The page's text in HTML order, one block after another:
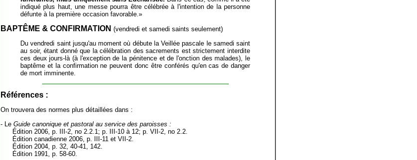
indiqué plus haut, une messe pourra être célébrée à l'intention de la personne
défunte à la première occasion favorable.»
BAPTÊME & CONFIRMATION (vendredi et samedi saints seulement)
Du vendredi saint jusqu'au moment où débute la Veillée pascale le samedi saint
au soir, étant donné que la célébration des sacrements est strictement interdite
ces deux jours-là (à l'exception de la pénitence et de l'onction des malades), le
baptême et la confirmation ne peuvent donc être conférés qu'en cas de danger
de mort imminente.
Références :
On trouvera des normes plus détaillées dans :
- Le Guide canonique et pastoral au service des paroisses :
Édition 2006, p. III-2, no 2.2.1; p. III-10 à 12; p. VII-2, no 2.2.
Édition canadienne 2006, p. III-11 et VII-2.
Édition 2004, p. 32, 40-41, 142.
Édition 1991, p. 58-60.